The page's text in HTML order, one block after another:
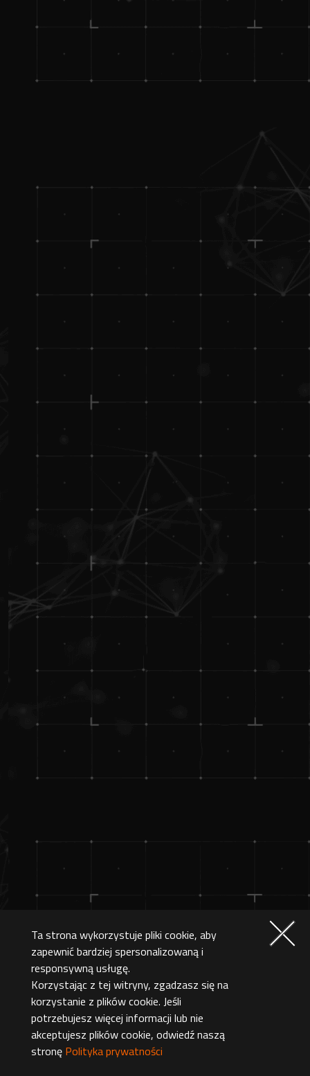
Ta strona wykorzystuje pliki cookie, aby
zapewnić bardziej spersonalizowaną i
responsywną usługę.
Korzystając z tej witryny, zgadzasz się na
korzystanie z plików cookie. Jeśli
potrzebujesz więcej informacji lub nie
akceptujesz plików cookie, odwiedź naszą
stronę Polityka prywatności